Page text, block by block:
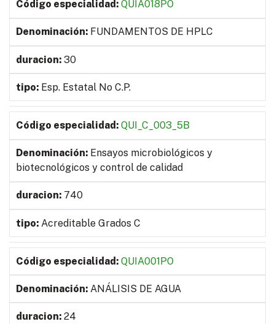
QUIA018PO
FUNDAMENTOS DE HPLC
30
Esp. Estatal No C.P.
QUI_C_003_5B
Ensayos microbiológicos y
biotecnológicos y control de calidad
740
Acreditable Grados C
QUIA001PO
ANÁLISIS DE AGUA
24